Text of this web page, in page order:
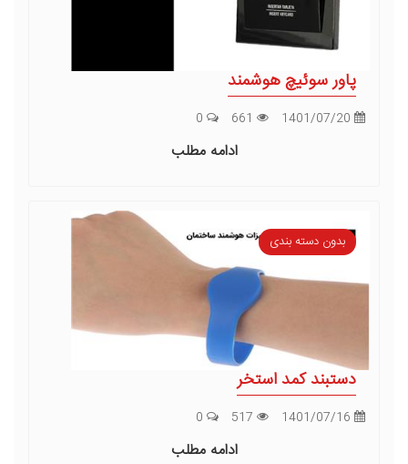
پاور سوئیچ هوشمند
ادامه مطلب
بدون دسته بندی
دستبند کمد استخر
ادامه مطلب